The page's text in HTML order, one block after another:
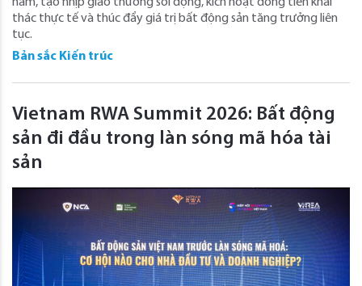
thác thực tế và thúc đẩy giá trị bất động sản tăng trưởng liên
tục.
Bản sắc Kiến trúc
Vietnam RWA Summit 2026: Bất động
sản đi đầu trong làn sóng mã hóa tài
sản